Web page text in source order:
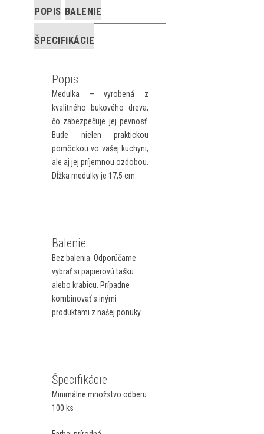
POPIS BALENIE
ŠPECIFIKÁCIE
Popis
Medulka – vyrobená z
kvalitného bukového dreva,
čo zabezpečuje jej pevnosť.
Bude nielen praktickou
pomôckou vo vašej kuchyni,
ale aj jej príjemnou ozdobou.
Dĺžka medulky je 17,5 cm.
Balenie
Bez balenia. Odporúčame
vybrať si papierovú tašku
alebo krabicu. Prípadne
kombinovať s inými
produktami z našej ponuky.
Špecifikácie
Minimálne množstvo odberu:
100 ks